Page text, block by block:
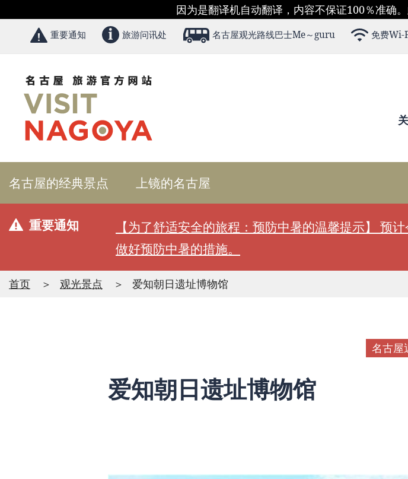
因为是翻译机自动翻译，内容不保证100％准确
重要通知 旅游问讯处 名古屋观光路线巴士Me～guru 免费Wi-
名古屋的经典景点 上镜的名古屋
重要通知
【为了舒适安全的旅程：预防中暑的温馨提示】 预
做好预防中暑的措施。
首页 观光景点 爱知朝日遗址博物馆
名古屋
爱知朝日遗址博物馆